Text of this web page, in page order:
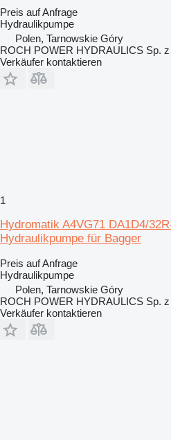
Preis auf Anfrage
Hydraulikpumpe
Polen, Tarnowskie Góry
ROCH POWER HYDRAULICS Sp. z
Verkäufer kontaktieren
1
Hydromatik A4VG71 DA1D4/
Hydraulikpumpe für Bagger
Preis auf Anfrage
Hydraulikpumpe
Polen, Tarnowskie Góry
ROCH POWER HYDRAULICS Sp. z
Verkäufer kontaktieren